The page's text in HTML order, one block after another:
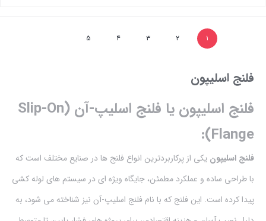
۱
۲ ۳ ۴ ۵
فلنج اسلیپون
فلنج اسلیپون یا فلنج اسلیپ-آن (Slip-On
Flange):
فلنج اسلیپون یکی از پرکاربردترین انواع فلنج ها در صنایع مختلف است که
با طراحی ساده و عملکرد مطمئن، جایگاه ویژه ای در سیستم های لوله کشی
پیدا کرده است. این فلنج که با نام فلنج اسلیپ-آن نیز شناخته می شود، به